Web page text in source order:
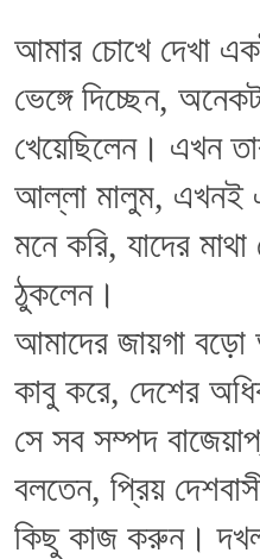
আমার চোখে দেখা
ভেঙ্গে দিচ্ছেন,
খেয়েছিলেন। এখন
আল্লা মালুম, এখনই এই
মনে করি, যাদের
ঠুকলেন।
আমাদের জায়গা
কাবু করে, দেশের
সে সব সম্পদ
বলতেন, প্রিয়
কিছু কাজ করুন।